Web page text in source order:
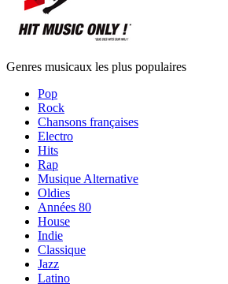
Genres musicaux les plus populaires
Pop
Rock
Chansons françaises
Electro
Hits
Rap
Musique Alternative
Oldies
Années 80
House
Indie
Classique
Jazz
Latino